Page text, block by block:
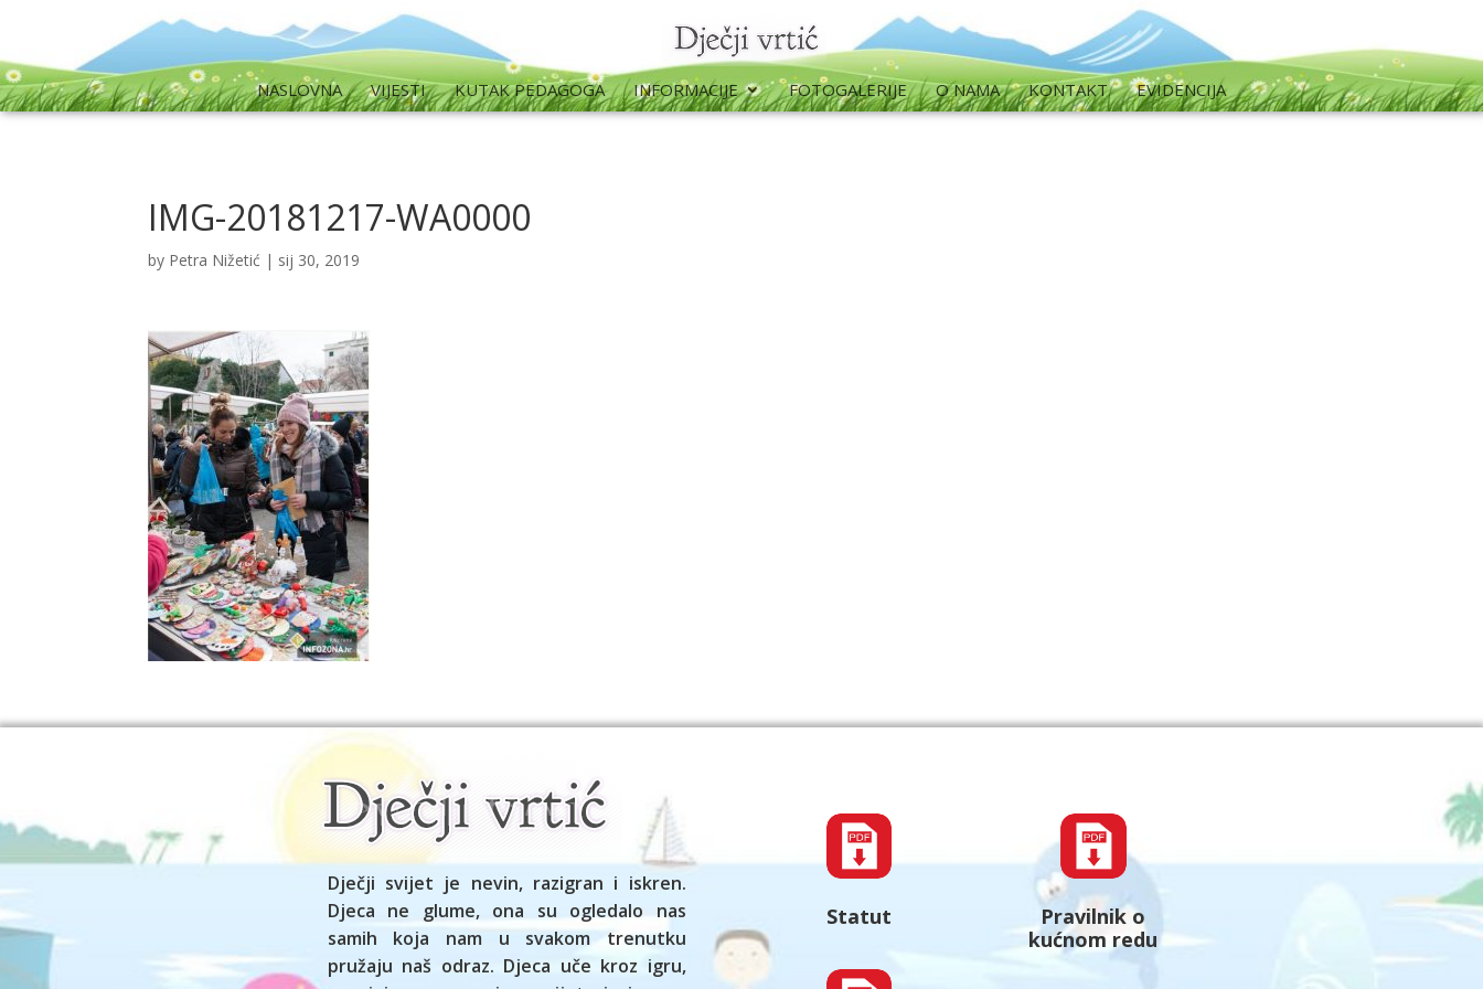
NASLOVNA VIJESTI KUTAK PEDAGOGA INFORMACIJE FOTOGALERIJE O NAMA KONTAKT EVIDENCIJA
IMG-20181217-WA0000
by Petra Nižetić | sij 30, 2019
Dječji svijet je nevin, razigran i iskren.
Djeca ne glume, ona su ogledalo nas
samih koja nam u svakom trenutku
pružaju naš odraz. Djeca uče kroz igru,
Statut
Pravilnik o
kućnom redu